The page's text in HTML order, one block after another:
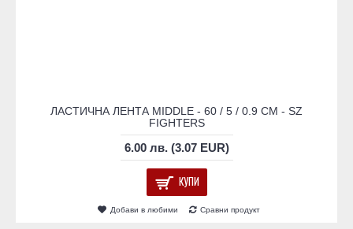
ЛАСТИЧНА ЛЕНТА MIDDLE - 60 / 5 / 0.9 СМ - SZ
FIGHTERS
6.00 лв. (3.07 EUR)
КУПИ
Добави в любими Сравни продукт